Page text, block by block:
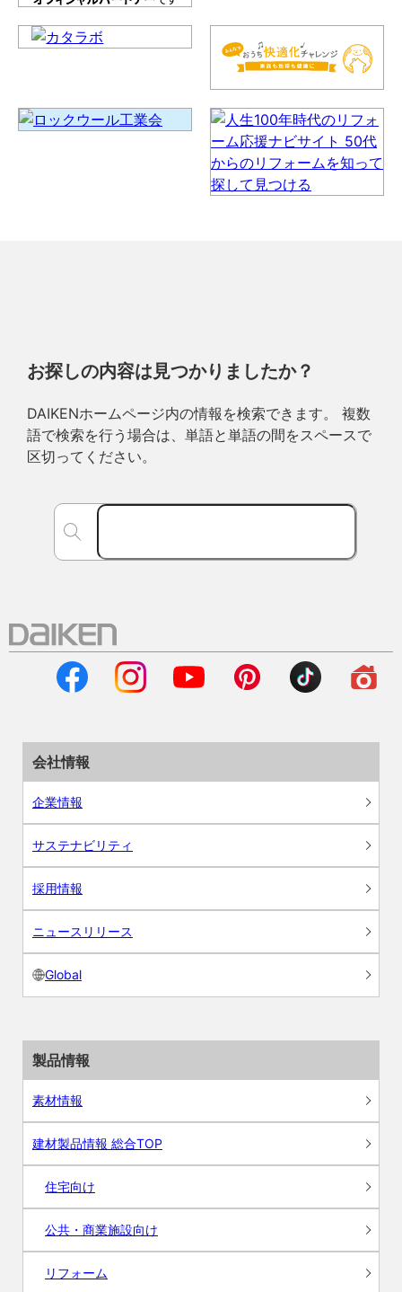
お探しの内容は見つかりましたか？
DAIKENホームページ内の情報を検索できます。 複数
語で検索を行う場合は、単語と単語の間をスペースで
区切ってください。
会社情報
企業情報
サステナビリティ
採用情報
ニュースリリース
Global
製品情報
素材情報
建材製品情報 総合TOP
住宅向け
公共・商業施設向け
リフォーム